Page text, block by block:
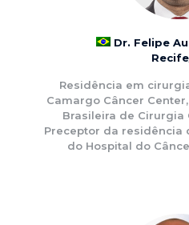
Dr. Felipe
Residência em
Camargo Câncer
Brasileira de Cirurgia
Preceptor da residência
do Hospital do